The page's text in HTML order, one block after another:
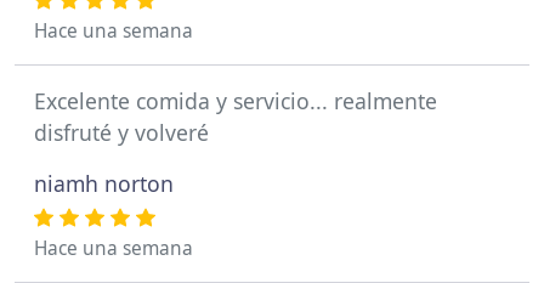
Hace una semana
Excelente comida y servicio... realmente
disfruté y volveré
niamh norton
Hace una semana